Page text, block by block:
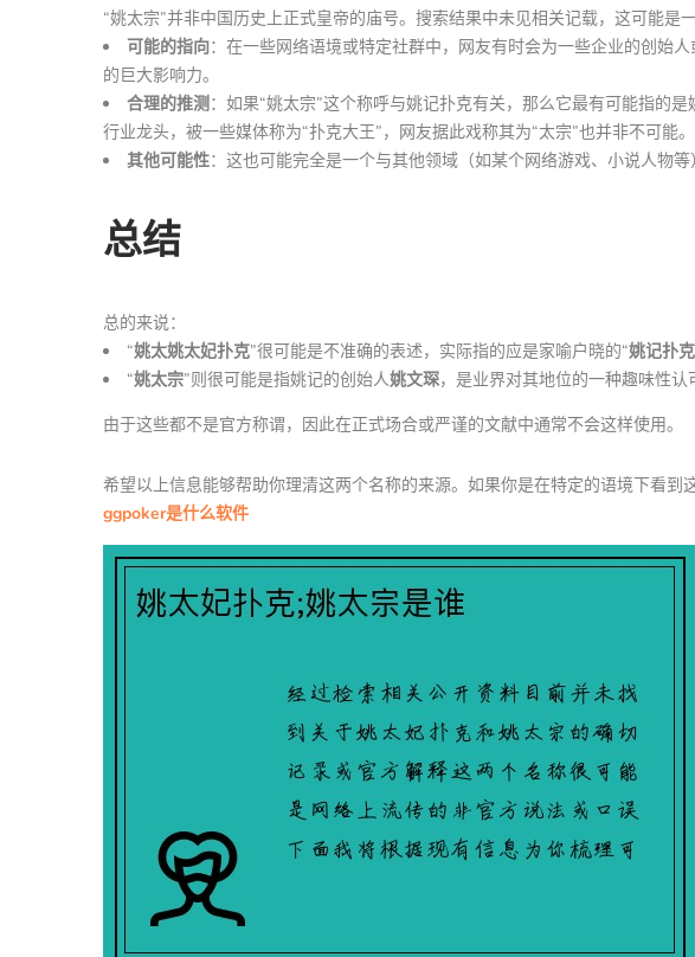
“姚太宗”并非中国历史上正式皇帝的庙号。搜索结果中未见相关记载，这可能是
可能的指向：在一些网络语境或特定社群中，网友有时会为一些企业的创始
的巨大影响力。
合理的推测 ：如果“姚太宗”这个称呼与姚记扑克有关，那么它最有可能指的是
行业龙头，被一些媒体称为“扑克大王”，网友据此戏称其为“太宗”也并非不可能。
其他可能性：这也可能完全是一个与其他领域（如某个网络游戏、小说人物等
总结
总的来说：
“姚太姚太妃扑克”很可能是不准确的表述，实际指的应是家喻户晓的“姚记扑克
“姚太宗”则很可能是指姚记的创始人姚文琛，是业界对其地位的一种趣味性认
由于这些都不是官方称谓，因此在正式场合或严谨的文献中通常不会这样使用。
希望以上信息能够帮助你理清这两个名称的来源。如果你是在特定的语境下看到
ggpoker是什么软件